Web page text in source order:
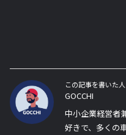
この記事を書いた人
GOCCHI
中小企業経営者
好きで、多くの